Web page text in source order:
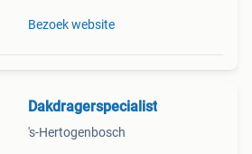
Bezoek website
Dakdragerspecialist
's-Hertogenbosch